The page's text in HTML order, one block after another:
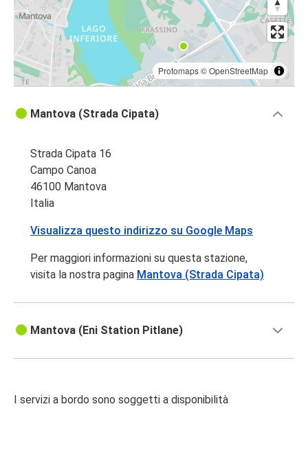
Protomaps©OpenStreetMap
Mantova (Strada Cipata)
Strada Cipata 16
Campo Canoa
46100 Mantova
Italia
Visualizza questo indirizzo su Google Maps
Per maggiori informazioni su questa stazione,
visita la nostra pagina Mantova (Strada Cipata)
Mantova (Eni Station Pitlane)
I servizi a bordo sono soggetti a disponibilità